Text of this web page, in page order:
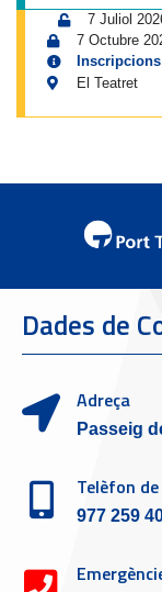
7 Juliol
7 Octubre
El Teatret
Dades de
Adreça
Passeig
Telèfon
977 259